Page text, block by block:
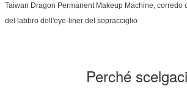
Taiwan Dragon Permanent Makeup Machine, corredo
del labbro dell'eye-liner del sopracciglio
Perché scelgaci